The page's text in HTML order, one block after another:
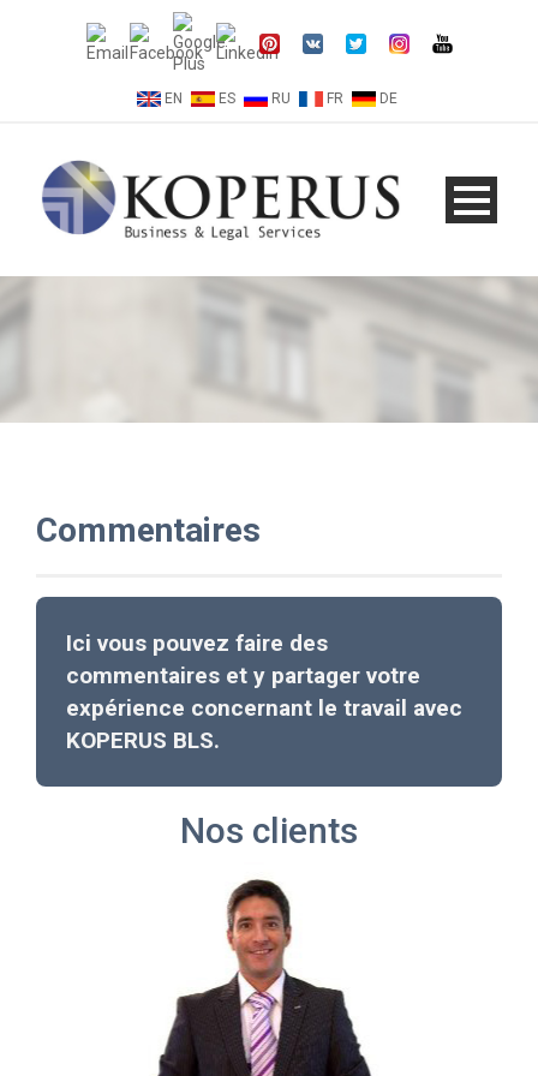
EN ES RU FR DE
Commentaires
Ici vous pouvez faire des
commentaires et y partager votre
expérience concernant le travail avec
KOPERUS BLS.
Nos clients